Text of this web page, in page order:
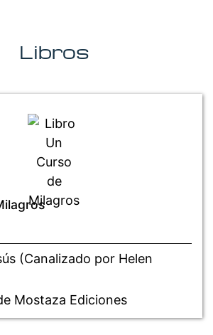
Libros
(Canalizado por Helen
Mostaza Ediciones